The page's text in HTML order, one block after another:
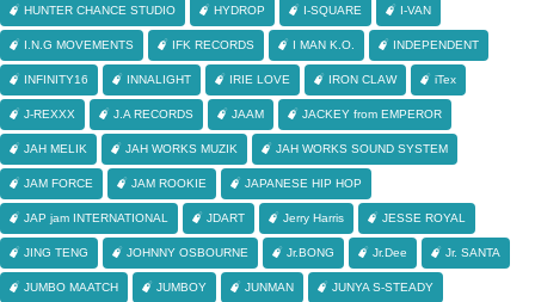
HUNTER CHANCE STUDIO HYDROP I-SQUARE I-VAN
I.N.G MOVEMENTS IFK RECORDS I MAN K.O. INDEPENDENT
INFINITY16 INNALIGHT IRIE LOVE IRON CLAW iTex
J-REXXX J.A RECORDS JAAM JACKEY from EMPEROR
JAH MELIK JAH WORKS MUZIK JAH WORKS SOUND SYSTEM
JAM FORCE JAM ROOKIE JAPANESE HIP HOP
JAP jam INTERNATIONAL JDART Jerry Harris JESSE ROYAL
JING TENG JOHNNY OSBOURNE Jr.BONG Jr.Dee Jr. SANTA
JUMBO MAATCH JUMBOY JUNMAN JUNYA S-STEADY